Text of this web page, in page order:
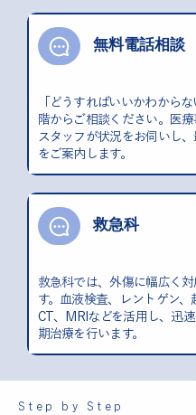
無料電話相談
「どうすればいいかわから
階からご相談ください。医
スタッフが状況をお伺いし
をご案内します。
救急科
救急科では、外傷に幅広く対
す。血液検査、レントゲン、
CT、MRIなどを活用し、迅
期治療を行います。
Step by Step